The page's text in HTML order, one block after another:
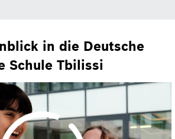
in die Deutsche
Schule Tbilissi